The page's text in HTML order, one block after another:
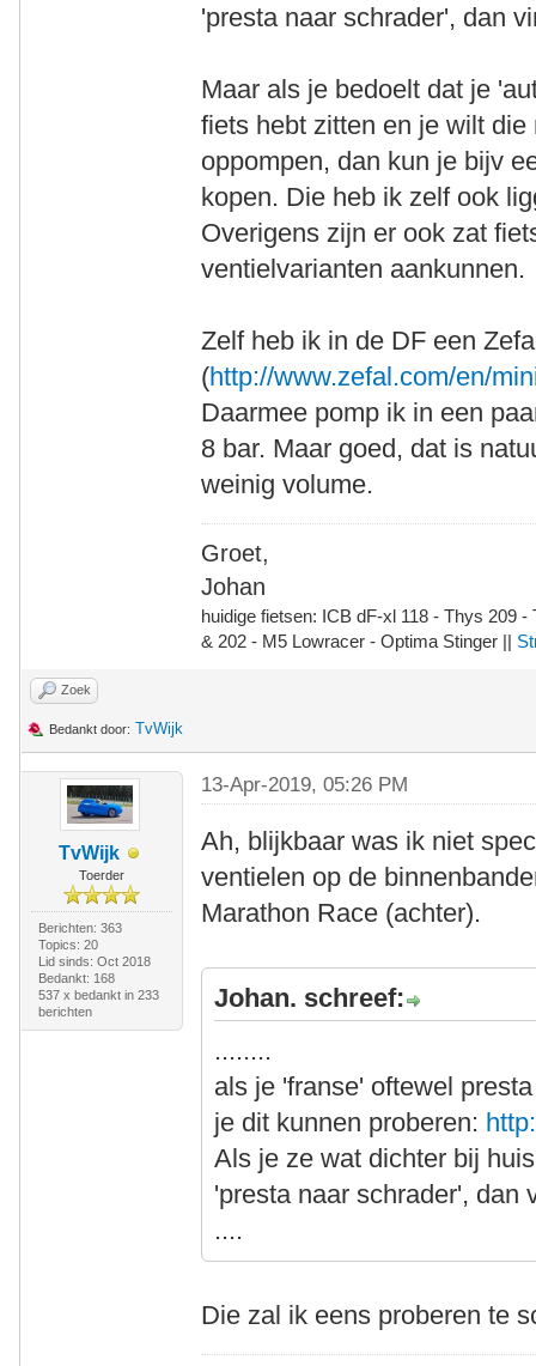
'presta naar schrader', dan
Maar als je bedoelt dat je
fiets hebt zitten en je wilt
oppompen, dan kun je bijv
kopen. Die heb ik zelf ook
Overigens zijn er ook zat
ventielvarianten aankunnen.
Zelf heb ik in de DF een
(http://www.zefal.com/en/
Daarmee pomp ik in een
8 bar. Maar goed, dat is
weinig volume.
Groet,
Johan
huidige fietsen: ICB dF-xl 118 - Thys 209
& 202 - M5 Lowracer - Optima Stinger ||
Zoek
Bedankt door: TvWijk
TvWijk
Toerder
Berichten: 363
Topics: 20
Lid sinds: Oct 2018
Bedankt: 168
537 x bedankt in 233
berichten
13-Apr-2019, 05:26 PM
Ah, blijkbaar was ik niet
ventielen op de
Marathon Race (achter).
Johan. schreef:
........
als je 'franse' oftewel
je dit kunnen proberen:
Als je ze wat dichter bij
'presta naar schrader', dan
....
Die zal ik eens proberen te